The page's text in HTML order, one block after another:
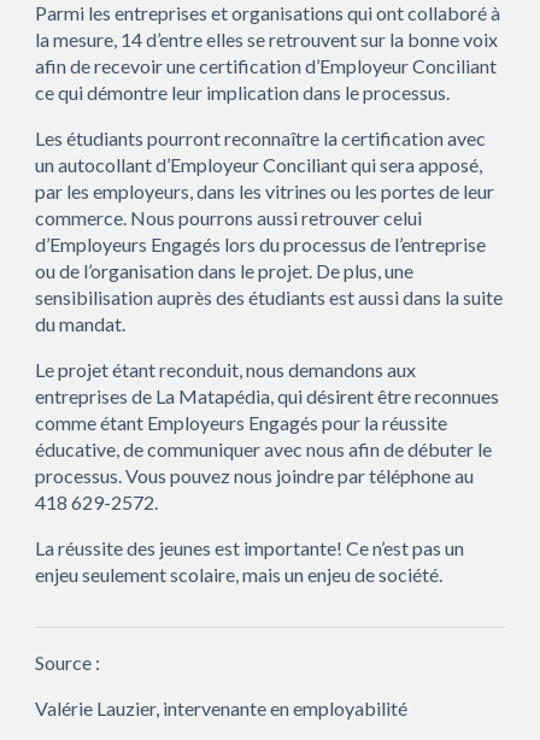
Parmi les entreprises et organisations qui ont collaboré à
la mesure, 14 d’entre elles se retrouvent sur la bonne voix
afin de recevoir une certification d’Employeur Conciliant
ce qui démontre leur implication dans le processus.
Les étudiants pourront reconnaître la certification avec
un autocollant d’Employeur Conciliant qui sera apposé,
par les employeurs, dans les vitrines ou les portes de leur
commerce. Nous pourrons aussi retrouver celui
d’Employeurs Engagés lors du processus de l’entreprise
ou de l’organisation dans le projet. De plus, une
sensibilisation auprès des étudiants est aussi dans la suite
du mandat.
Le projet étant reconduit, nous demandons aux
entreprises de La Matapédia, qui désirent être reconnues
comme étant Employeurs Engagés pour la réussite
éducative, de communiquer avec nous afin de débuter le
processus. Vous pouvez nous joindre par téléphone au
418 629-2572.
La réussite des jeunes est importante! Ce n’est pas un
enjeu seulement scolaire, mais un enjeu de société.
Source :
Valérie Lauzier, intervenante en employabilité